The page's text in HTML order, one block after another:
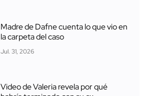
Madre de Dafne cuenta lo que vio en
la carpeta del caso
Jul. 31, 2026
Video de Valeria revela por qué